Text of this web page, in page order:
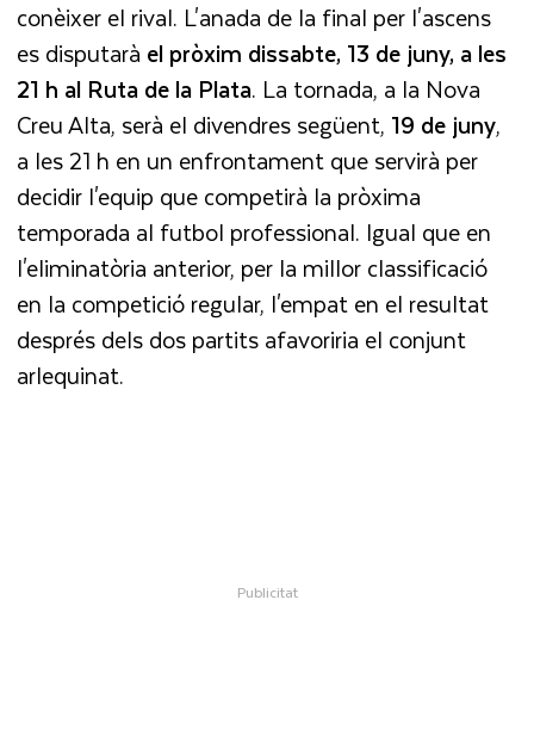
conèixer el rival. L'anada de la final per l'ascens
es disputarà el pròxim dissabte, 13 de juny, a les
21 h al Ruta de la Plata. La tornada, a la Nova
Creu Alta, serà el divendres següent, 19 de juny,
a les 21 h en un enfrontament que servirà per
decidir l'equip que competirà la pròxima
temporada al futbol professional. Igual que en
l'eliminatòria anterior, per la millor classificació
en la competició regular, l'empat en el resultat
després dels dos partits afavoriria el conjunt
arlequinat.